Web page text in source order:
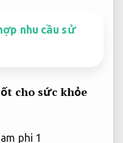
nhu cầu sử
cho sức khỏe